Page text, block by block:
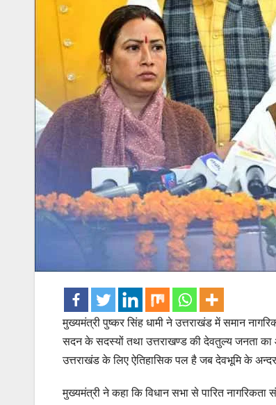
मुख्यमंत्री पुष्कर सिंह धामी ने उत्तराखंड में समान
सदन के सदस्यों तथा उत्तराखण्ड की देवतुल्य जनता का
उत्तराखंड के लिए ऐतिहासिक पल है जब देवभूमि के
मुख्यमंत्री ने कहा कि विधान सभा से पारित नागरिकता